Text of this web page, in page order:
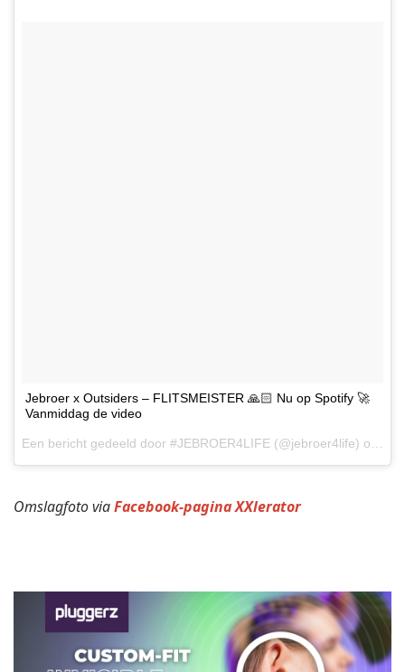
Jebroer x Outsiders – FLITSMEISTER 🙏🏻 Nu op Spotify 🚀
Vanmiddag de video
Een bericht gedeeld door #JEBROER4LIFE (@jebroer4life) op
Omslagfoto viaFacebook-pagina XXlerator